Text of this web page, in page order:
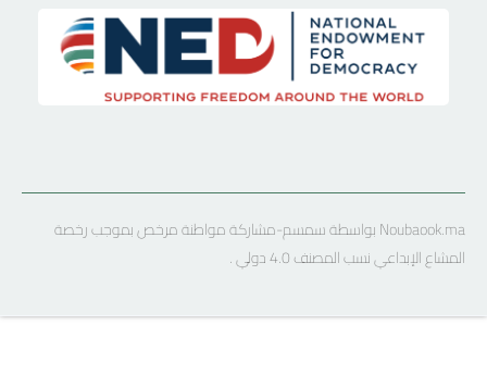
Noubaook.ma بواسطة سمسم-مشاركة مواطنة مرخص بموجب رخصة
المشاع الإبداعي نسب المصنف 4.0 دولي .